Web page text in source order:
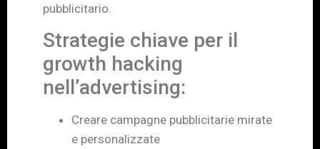
pubblicitario.
Strategie chiave per il
growth hacking
nell’advertising:
Creare campagne pubblicitarie mirate
e personalizzate